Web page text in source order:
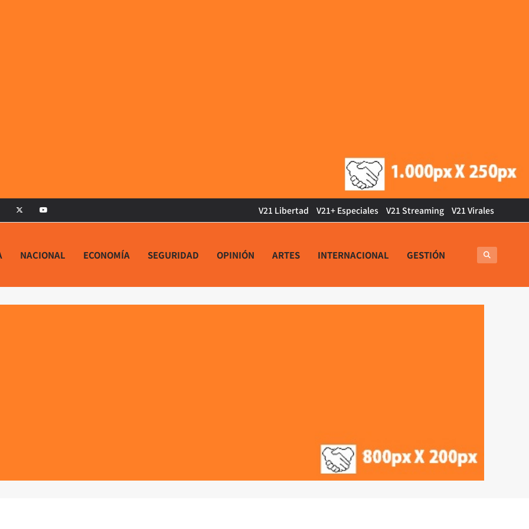
V21 Libertad V21+ Especiales V21 Streaming V21 Virales
NACIONAL ECONOMÍA SEGURIDAD OPINIÓN ARTES INTERNACIONAL GESTIÓN